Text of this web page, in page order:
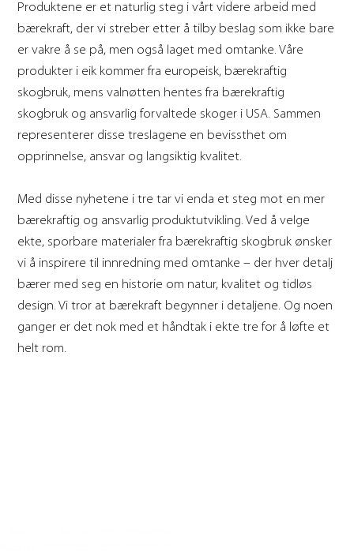
Produktene er et naturlig steg i vårt videre arbeid med
bærekraft, der vi streber etter å tilby beslag som ikke bare
er vakre å se på, men også laget med omtanke. Våre
produkter i eik kommer fra europeisk, bærekraftig
skogbruk, mens valnøtten hentes fra bærekraftig
skogbruk og ansvarlig forvaltede skoger i USA. Sammen
representerer disse treslagene en bevissthet om
opprinnelse, ansvar og langsiktig kvalitet.
Med disse nyhetene i tre tar vi enda et steg mot en mer
bærekraftig og ansvarlig produktutvikling. Ved å velge
ekte, sporbare materialer fra bærekraftig skogbruk ønsker
vi å inspirere til innredning med omtanke – der hver detalj
bærer med seg en historie om natur, kvalitet og tidløs
design. Vi tror at bærekraft begynner i detaljene. Og noen
ganger er det nok med et håndtak i ekte tre for å løfte et
helt rom.